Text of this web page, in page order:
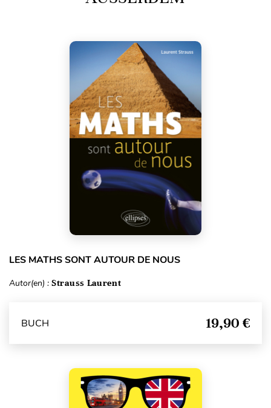
LES MATHS SONT AUTOUR DE NOUS
Autor(en) : Strauss Laurent
BUCH 19,90 €